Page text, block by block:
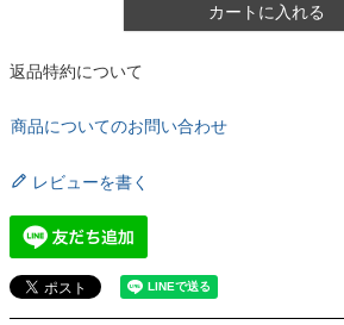
カートに入れる
返品特約について
商品についてのお問い合わせ
レビューを書く